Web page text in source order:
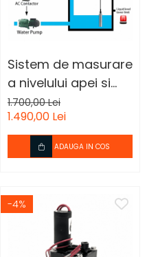
Sistem de masurare
a nivelului apei si
control pompasi
temperatura de
pornire.
1.700,00 Lei
1.490,00 Lei
ADAUGA IN COS
-4%